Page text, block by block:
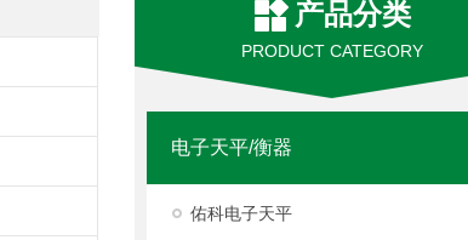
产品分类
PRODUCT CATEGORY
电子天平/衡器
佑科电子天平